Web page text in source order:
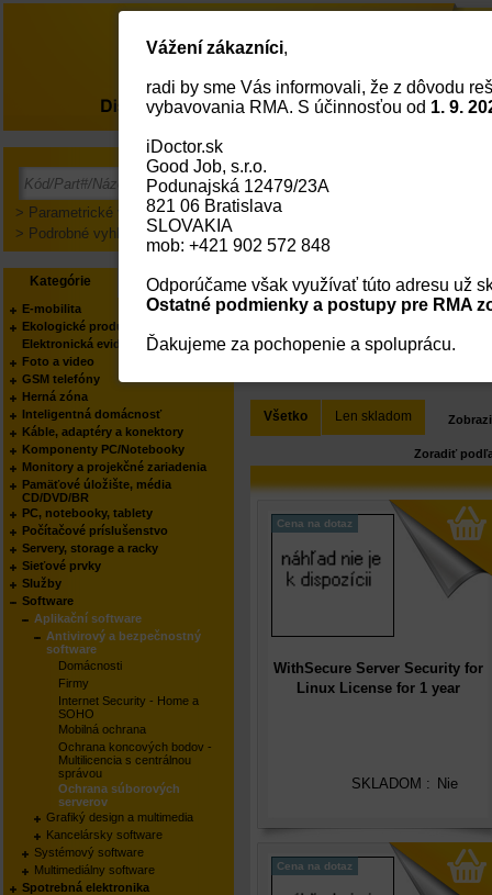
Ochrana súborových
Výrobci
Všetko Len skladom
Zoradiť
WithSecure Server Security for
Linux License for 1 year
SKLADOM : Nie
Cena na dotaz
Cena na dotaz
> Parametrické vyhľadávanie
> Podrobné vyhľadávanie
Kategórie Výrobcovia
E-mobilita
Ekologické produkty
Elektronická evidencia tržieb
Foto a video
GSM telefóny
Herná zóna
Inteligentná domácnosť
Káble, adaptéry a konektory
Komponenty PC/Notebooky
Monitory a projekčné zariadenia
Pamäťové úložište, média
CD/DVD/BR
PC, notebooky, tablety
Počítačové príslušenstvo
Servery, storage a racky
Sieťové prvky
Služby
Software
Aplikační software
Antivirový a bezpečnostný
software
Domácnosti
Firmy
Internet Security - Home a
SOHO
Mobilná ochrana
Ochrana koncových bodov -
Multilicencia s centrálnou
správou
Ochrana súborových
serverov
Grafiký design a multimedia
Kancelársky software
Systémový software
Multimediálny software
Spotrebná elektronika
O nás
Vážení zákazníci,
radi by sme Vás informovali, že z dôvodu
vybavovania RMA. S účinnosťou od 1. 9.
iDoctor.sk
Good Job, s.r.o.
Podunajská 12479/23A
821 06 Bratislava
SLOVAKIA
mob: +421 902 572 848
Odporúčame však využívať túto adresu už
Ostatné podmienky a postupy pre RMA
Ďakujeme za pochopenie a spoluprácu.